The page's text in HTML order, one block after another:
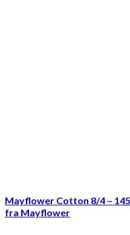
Mayflower Cotton 8/4 –
fra Mayflower